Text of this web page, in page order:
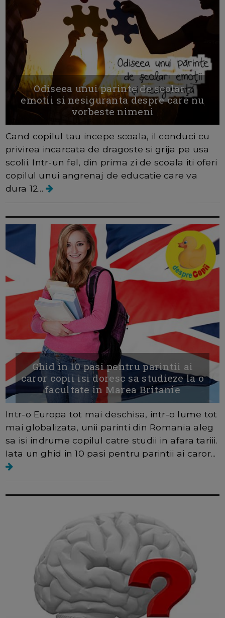
Odiseea unui parinte de scolar -
emotii si nesiguranta despre care nu
vorbeste nimeni
Cand copilul tau incepe scoala, il conduci cu
privirea incarcata de dragoste si grija pe usa
scolii. Intr-un fel, din prima zi de scoala iti oferi
copilul unui angrenaj de educatie care va
dura 12...
Ghid in 10 pasi pentru parintii ai
caror copii isi doresc sa studieze la o
facultate in Marea Britanie
Intr-o Europa tot mai deschisa, intr-o lume tot
mai globalizata, unii parinti din Romania aleg
sa isi indrume copilul catre studii in afara tariii.
Iata un ghid in 10 pasi pentru parintii ai caror...